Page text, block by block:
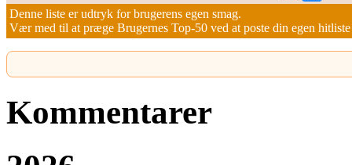
Denne liste er udtryk for brugerens egen smag.
Vær med til at præge Brugernes Top-50 ved at poste din egen hitliste
Kommentarer